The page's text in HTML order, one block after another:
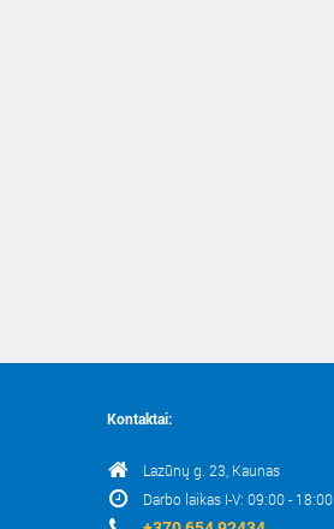
Kontaktai:
Lazūnų g. 23, Kaunas
Darbo laikas I-V: 09:00 - 18:00